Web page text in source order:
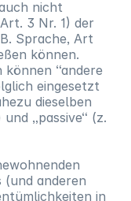
nicht
3 Nr. 1) der
Sprache, Art
können.
“andere
eingesetzt
dieselben
„passive“ (z.
(und anderen
in